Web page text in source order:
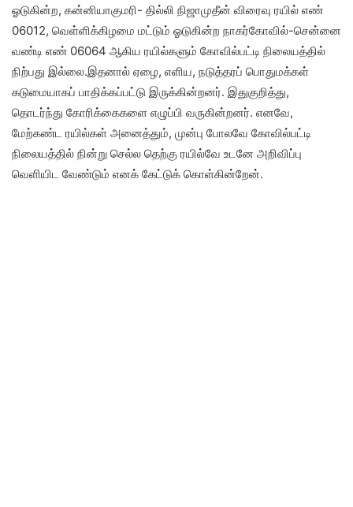
ஓடுகின்ற, கன்னியாகுமரி- தில்லி நிஜாமுதீன் விரைவு ரயில் எண்
06012, வெள்ளிக்கிழமை மட்டும் ஓடுகின்ற நாகர்கோவில்-சென்னை
வண்டி எண் 06064 ஆகிய ரயில்களும் கோவில்பட்டி நிலையத்தில்
நிற்பது இல்லை.இதனால் ஏழை, எளிய, நடுத்தரப் பொதுமக்கள்
கடுமையாகப் பாதிக்கப்பட்டு இருக்கின்றனர். இதுகுறித்து,
தொடர்ந்து கோரிக்கைகளை எழுப்பி வருகின்றனர். எனவே,
மேற்கண்ட ரயில்கள் அனைத்தும், முன்பு போலவே கோவில்பட்டி
நிலையத்தில் நின்று செல்ல தெற்கு ரயில்வே உடனே அறிவிப்பு
வெளியிட வேண்டும் எனக் கேட்டுக் கொள்கின்றேன்.